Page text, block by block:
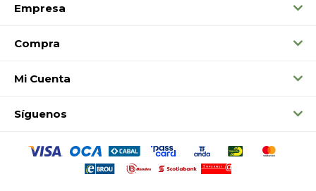
Empresa
Compra
Mi Cuenta
Síguenos